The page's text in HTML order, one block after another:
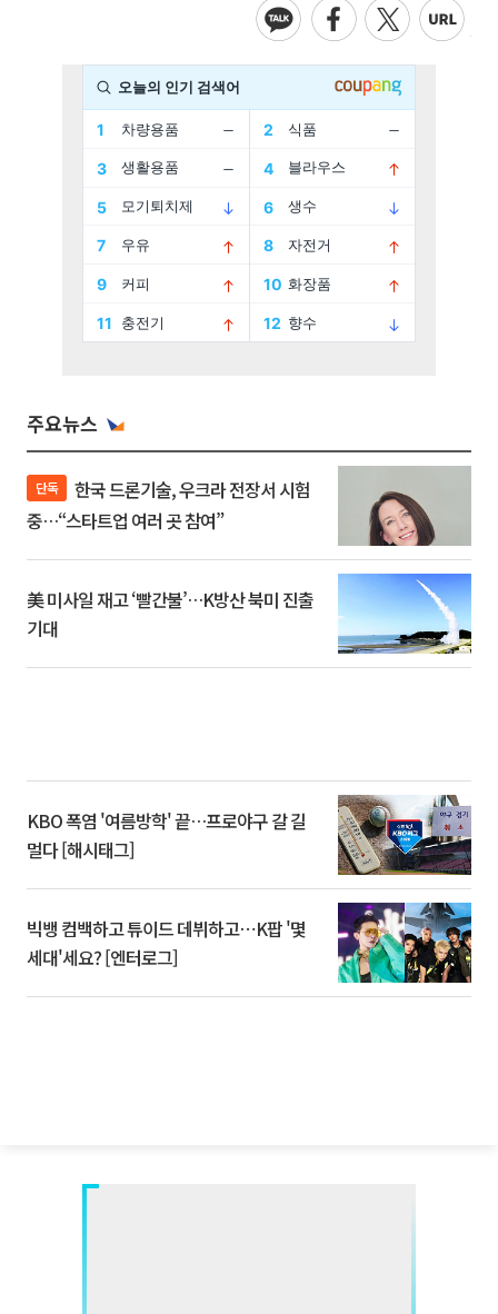
주요뉴스
단독
중…“스타트업 여러 곳 참여”
美 미사일 재고 ‘빨간불’…K방산 북미 진출
기대
KBO 폭염 '여름방학' 끝…프로야구 갈 길
멀다 [해시태그]
빅뱅 컴백하고 튜이드 데뷔하고⋯K팝 '몇
세대'세요? [엔터로그]